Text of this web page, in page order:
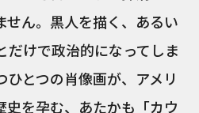
せん。黒人を描く、あるい
だけで政治的になってしま
とつの肖像画が、アメリ
史を孕む、あたかも「カウ